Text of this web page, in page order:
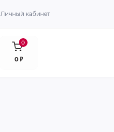
Личный кабинет
0
0 ₽